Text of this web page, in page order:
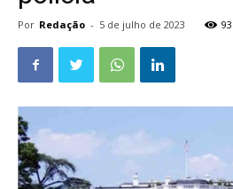
Por Redação - 5 de julho de 2023